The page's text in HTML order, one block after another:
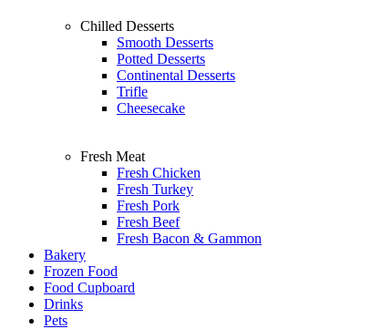
Chilled Desserts
Smooth Desserts
Potted Desserts
Continental Desserts
Trifle
Cheesecake
Fresh Meat
Fresh Chicken
Fresh Turkey
Fresh Pork
Fresh Beef
Fresh Bacon & Gammon
Bakery
Frozen Food
Food Cupboard
Drinks
Pets